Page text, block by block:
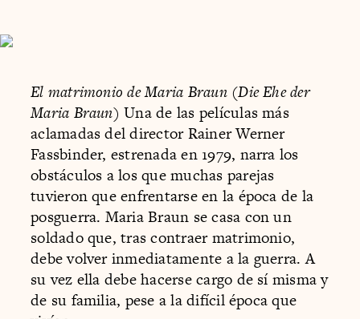
El matrimonio de Maria Braun (Die Ehe der
Maria Braun) Una de las películas más
aclamadas del director Rainer Werner
Fassbinder, estrenada en 1979, narra los
obstáculos a los que muchas parejas
tuvieron que enfrentarse en la época de la
posguerra. Maria Braun se casa con un
soldado que, tras contraer matrimonio,
debe volver inmediatamente a la guerra. A
su vez ella debe hacerse cargo de sí misma y
de su familia, pese a la difícil época que